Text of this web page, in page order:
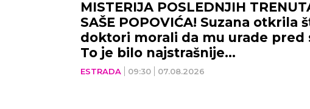
ESTRADA 09:30 07.08.2026
MISTERIJA POSLEDNJIH
SAŠE POPOVIĆA! Suzana otkrila
doktori morali da mu urade pred
To je bilo najstrašnije...